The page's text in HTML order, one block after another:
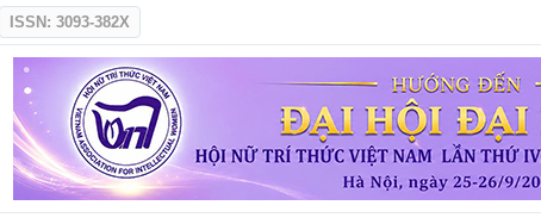
ISSN: 3093-382X